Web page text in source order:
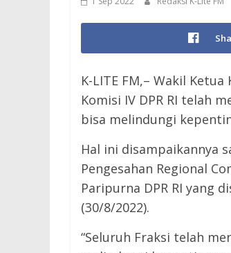
K-LITE FM,– Wakil
Komisi IV DPR RI telah
bisa melindungi
Hal ini disampaikannya
Pengesahan Regional
Paripurna DPR RI yang
(30/8/2022).
“Seluruh Fraksi telah